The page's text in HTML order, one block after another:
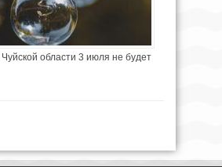
области 3 июля не будет